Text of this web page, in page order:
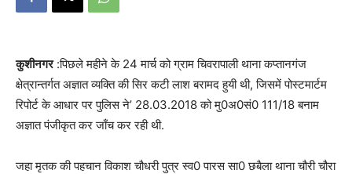
कुशीनगर:पिछले महीने के 24 मार्च को ग्राम चिवरापाली थाना कप्तानगंज
क्षेत्रान्तर्गत अज्ञात व्यक्ति की सिर कटी लाश बरामद हुयी थी, जिसमें पोस्टमार्टम
रिपोर्ट के आधार पर पुलिस ने’ 28.03.2018 को मु0अ0सं0 111/18 बनाम
अज्ञात पंजीकृत कर जाँच कर रही थी.
जहा मृतक की पहचान विकाश चौधरी पुत्र स्व0 पारस सा0 छबैला थाना चौरी चौरा